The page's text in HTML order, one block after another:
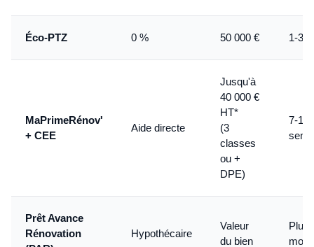
Éco-PTZ 0 % 50 000 € 1-3
MaPrimeRénov'
+ CEE
Aide directe
Jusqu'à
40 000 €
HT*
(3
classes
ou +
DPE)
7-11
Prêt Avance
Rénovation
Hypothécaire
Valeur
du bien
mois